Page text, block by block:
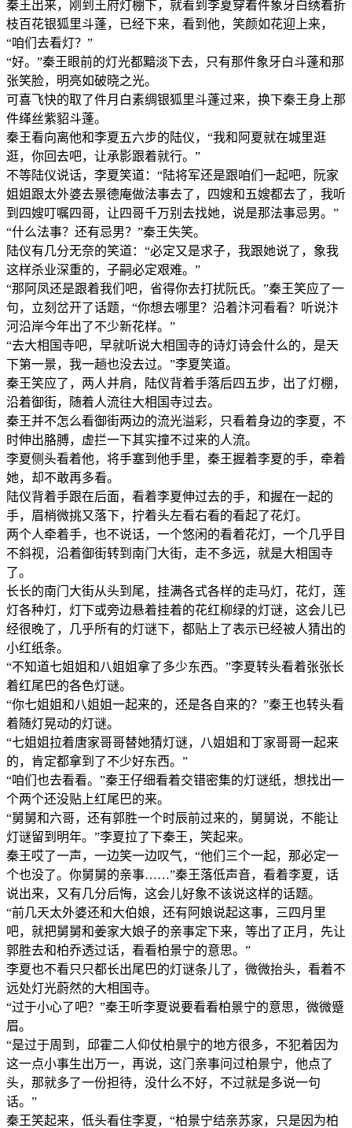
秦王出来，刚到王府灯棚下，就看到李夏穿着件象牙白绣着折
枝百花银狐里斗蓬，已经下来，看到他，笑颜如花迎上来，
“咱们去看灯？”
“好。”秦王眼前的灯光都黯淡下去，只有那件象牙白斗蓬和那
张笑脸，明亮如破晓之光。
可喜飞快的取了件月白素绸银狐里斗蓬过来，换下秦王身上那
件缂丝紫貂斗蓬。
秦王看向离他和李夏五六步的陆仪，“我和阿夏就在城里逛
逛，你回去吧，让承影跟着就行。”
不等陆仪说话，李夏笑道：“陆将军还是跟咱们一起吧，阮家
姐姐跟太外婆去景德庵做法事去了，四嫂和五嫂都去了，我听
到四嫂叮嘱四哥，让四哥千万别去找她，说是那法事忌男。”
“什么法事？还有忌男？”秦王失笑。
陆仪有几分无奈的笑道：“必定又是求子，我跟她说了，象我
这样杀业深重的，子嗣必定艰难。”
“那阿凤还是跟着我们吧，省得你去打扰阮氏。”秦王笑应了一
句，立刻岔开了话题，“你想去哪里？沿着汴河看看？听说汴
河沿岸今年出了不少新花样。”
“去大相国寺吧，早就听说大相国寺的诗灯诗会什么的，是天
下第一景，我一趟也没去过。”李夏笑道。
秦王笑应了，两人并肩，陆仪背着手落后四五步，出了灯棚，
沿着御街，随着人流往大相国寺过去。
秦王并不怎么看御街两边的流光溢彩，只看着身边的李夏，不
时伸出胳膊，虚拦一下其实撞不过来的人流。
李夏侧头看着他，将手塞到他手里，秦王握着李夏的手，牵着
她，却不敢再多看。
陆仪背着手跟在后面，看着李夏伸过去的手，和握在一起的
手，眉梢微挑又落下，拧着头左看右看的看起了花灯。
两个人牵着手，也不说话，一个悠闲的看着花灯，一个几乎目
不斜视，沿着御街转到南门大街，走不多远，就是大相国寺
了。
长长的南门大街从头到尾，挂满各式各样的走马灯，花灯，莲
灯各种灯，灯下或旁边悬着挂着的花红柳绿的灯谜，这会儿已
经很晚了，几乎所有的灯谜下，都贴上了表示已经被人猜出的
小红纸条。
“不知道七姐姐和八姐姐拿了多少东西。”李夏转头看着张张长
着红尾巴的各色灯谜。
“你七姐姐和八姐姐一起来的，还是各自来的？”秦王也转头看
着随灯晃动的灯谜。
“七姐姐拉着唐家哥哥替她猜灯谜，八姐姐和丁家哥哥一起来
的，肯定都拿到了不少好东西。”
“咱们也去看看。”秦王仔细看着交错密集的灯谜纸，想找出一
个两个还没贴上红尾巴的来。
“舅舅和六哥，还有郭胜一个时辰前过来的，舅舅说，不能让
灯谜留到明年。”李夏拉了下秦王，笑起来。
秦王哎了一声，一边笑一边叹气，“他们三个一起，那必定一
个也没了。你舅舅的亲事……”秦王落低声音，看着李夏，话
说出来，又有几分后悔，这会儿好象不该说这样的话题。
“前几天太外婆还和大伯娘，还有阿娘说起这事，三四月里
吧，就把舅舅和姜家大娘子的亲事定下来，等出了正月，先让
郭胜去和柏乔透过话，看看柏景宁的意思。”
李夏也不看只只都长出尾巴的灯谜条儿了，微微抬头，看着不
远处灯光蔚然的大相国寺。
“过于小心了吧？”秦王听李夏说要看看柏景宁的意思，微微蹙
眉。
“是过于周到，邱霍二人仰仗柏景宁的地方很多，不犯着因为
这一点小事生出万一，再说，这门亲事问过柏景宁，他点了
头，那就多了一份担待，没什么不好，不过就是多说一句
话。”
秦王笑起来，低头看住李夏，“柏景宁结亲苏家，只是因为柏